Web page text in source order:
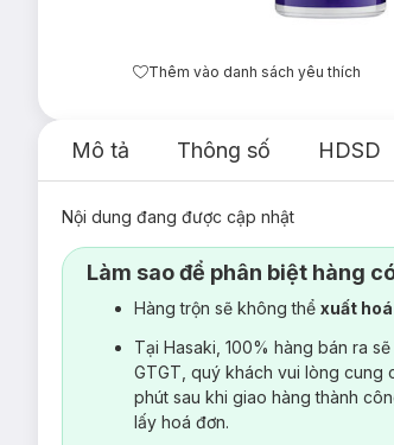
Thêm vào danh sách yêu thích
Mô tả Thông số HDSD
Nội dung đang được cập nhật
Làm sao để phân biệt hàng
Hàng trộn sẽ không thể xuất hoá
Tại Hasaki, 100% hàng bán ra
GTGT, quý khách vui lòng cung
phút sau khi giao hàng thành
lấy hoá đơn.